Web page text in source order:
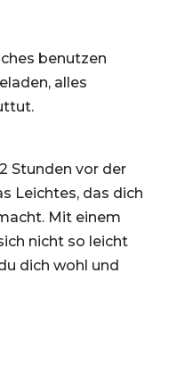
benutzen
alles
Stunden vor der
Leichtes, das dich
Mit einem
nicht so leicht
dich wohl und